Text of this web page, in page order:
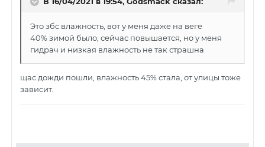
Это збс влажность, вот у меня даже на веге
40% зимой было, сейчас повышается, но у меня
гидрач и низкая влажность не так страшна
щас дожди пошли, влажность 45% стала, от улицы тоже
зависит.